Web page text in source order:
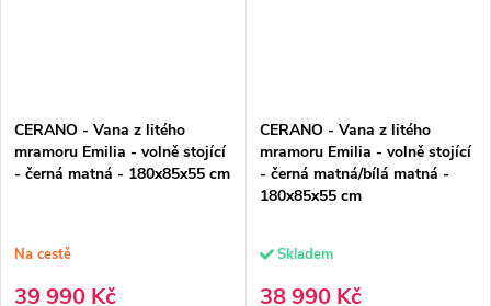
CERANO - Vana z litého
mramoru Emilia - volně stojící
- černá matná - 180x85x55 cm
Na cestě
39 990 Kč
CERANO - Vana z litého
mramoru Emilia - volně stojící
- černá matná/bílá matná -
180x85x55 cm
Skladem
38 990 Kč